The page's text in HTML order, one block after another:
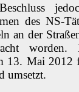
des NS-
an der
worden.
13. Mai 2012
umsetzt.